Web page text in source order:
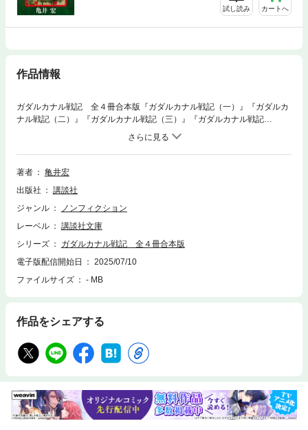
試し読み カートへ
作品情報
ガダルカナル戦記 全４冊合本版『ガダルカナル戦記（一）』『ガダルカ
ナル戦記（二）』『ガダルカナル戦記（三）』『ガダルカナル戦記
（四）』収録。あの戦争において、なぜ日本は敗れたのか。戦闘の実相の
みならず、日本軍が抱えた宿命ともいえる精神構造を、生き残った将兵の
肉声をもとに解明した傑作戦記。第一巻は、米軍による本格反攻の幕開け
となったガダルカナル島急襲から、奪還のため急派された陸軍の精鋭一木
ョン賞受賞作
著者
亀井宏
出版社
講談社
ジャンル
ノンフィクション
レーベル
講談社文庫
シリーズ
ガダルカナル戦記 全４冊合本版
電子版配信開始日
2025/07/10
ファイルサイズ
- MB
作品をシェアする